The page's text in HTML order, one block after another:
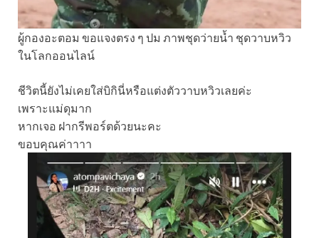
ผู้กองอะตอม ขอแจงตรง ๆ ปม ภาพชุดว่ายน้ำ ชุดวาบหวิว
ในโลกออนไลน์
ชีวิตนี้ยังไม่เคยใส่บิกินี่หรือแต่งตัววาบหวิวเลยค่ะ
เพราะแม่ดุมาก
หากเจอ ฝากรีพอร์ตด้วยนะคะ
ขอบคุณค่าาาา